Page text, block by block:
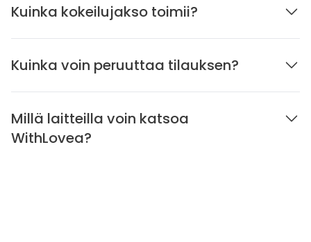
Kuinka kokeilujakso toimii?
Kuinka voin peruuttaa tilauksen?
Millä laitteilla voin katsoa
WithLovea?